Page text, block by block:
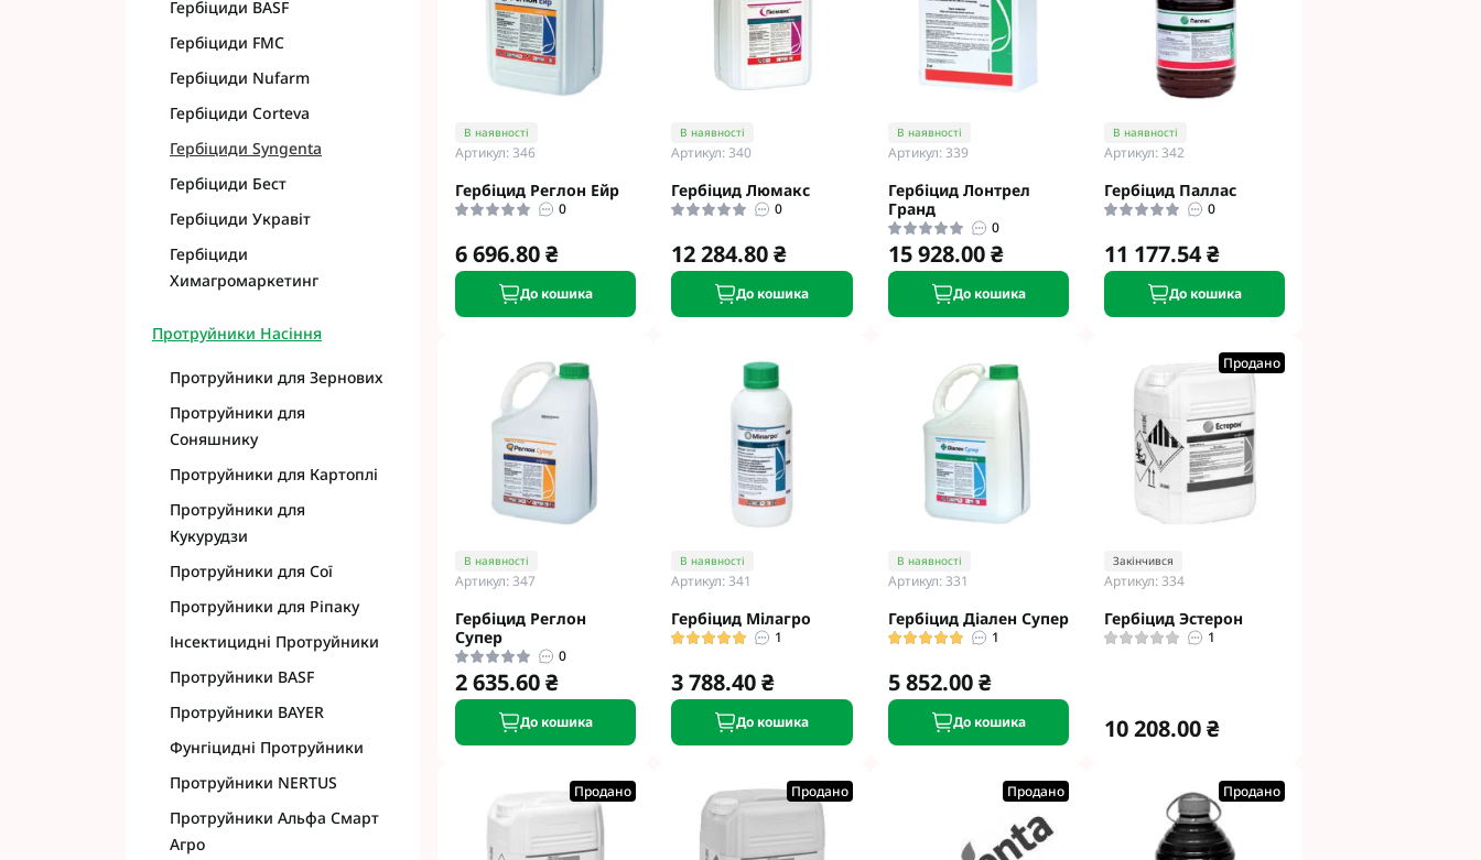
Гербіциди BASF
Гербіциди FMC
Гербіциди Nufarm
Гербіциди Corteva
Гербіциди Syngenta
Гербіциди Бест
Гербіциди Укравіт
Гербіциди
Химагромаркетинг
Протруйники Насіння
Протруйники для Зернових
Протруйники для
Соняшнику
Протруйники для Картоплі
Протруйники для
Кукурудзи
Протруйники для Сої
Протруйники для Ріпаку
Інсектицидні Протруйники
Протруйники BASF
Протруйники BAYER
Фунгіцидні Протруйники
Протруйники NERTUS
Протруйники Альфа Смарт
Агро
В наявності
Артикул: 346
Гербіцид Реглон Ейр
0
6 696.80 ₴
До кошика
В наявності
Артикул: 340
Гербіцид Люмакс
0
12 284.80 ₴
До кошика
В наявності
Артикул: 339
Гербіцид Лонтрел
Гранд
0
15 928.00 ₴
До кошика
В наявності
Артикул: 342
Гербіцид Паллас
0
11 177.54 ₴
До кошика
В наявності
Артикул: 347
Гербіцид Реглон
Супер
0
2 635.60 ₴
До кошика
В наявності
Артикул: 341
Гербіцид Мілагро
1
3 788.40 ₴
До кошика
В наявності
Артикул: 331
Гербіцид Діален Супер
1
5 852.00 ₴
До кошика
Продано
Закінчився
Артикул: 334
Гербіцид Эстерон
1
10 208.00 ₴
Продано Продано Продано Продано